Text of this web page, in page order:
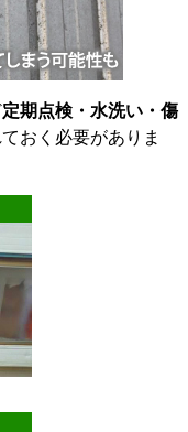
定期点検・水洗い・傷
おく必要がありま